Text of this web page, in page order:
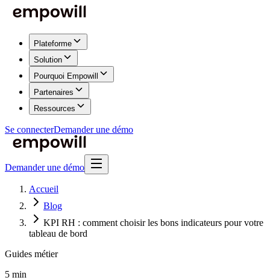
Plateforme
Solution
Pourquoi Empowill
Partenaires
Ressources
Se connecterDemander une démo
Demander une démo
Accueil
Blog
KPI RH : comment choisir les bons indicateurs pour votre
tableau de bord
Guides métier
5 min